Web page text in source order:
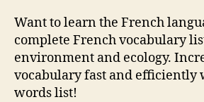
Want to learn the French
complete French vocabulary
environment and ecology.
vocabulary fast and efficiently
words list!